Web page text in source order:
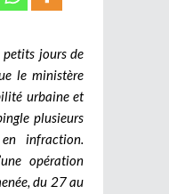
jours de
le ministère
urbaine et
plusieurs
infraction.
opération
du 27 au